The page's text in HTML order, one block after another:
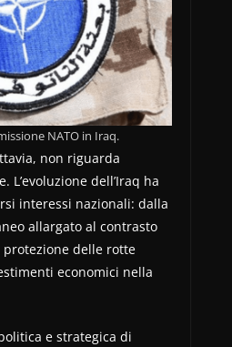
NATO in Iraq.
non riguarda
dell’Iraq ha
interessi nazionali: dalla
allargato al contrasto
delle rotte
economici nella
e strategica di